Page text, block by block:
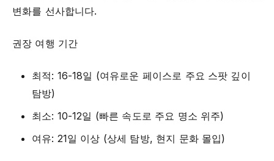
변화를 선사합니다.
권장 여행 기간
최적: 16-18일 (여유로운 페이스로 주요 스팟 깊이
탐방)
최소: 10-12일 (빠른 속도로 주요 명소 위주)
여유: 21일 이상 (상세 탐방, 현지 문화 몰입)